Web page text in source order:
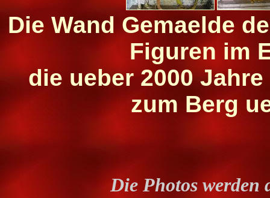
Die Wand Gemaelde
Figuren im
die ueber 2000
zum Berg
Die Photos